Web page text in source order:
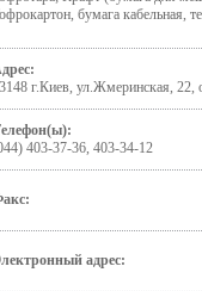
бумага кабельная,
г.Киев, ул.Жмеринская, 22,
403-37-36, 403-34-12
адрес: